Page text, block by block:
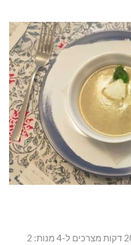
זמן הכנה: כ-15 דקות זמן בישול: כ-20 דקות מצרכים ל-4 מנות: 2